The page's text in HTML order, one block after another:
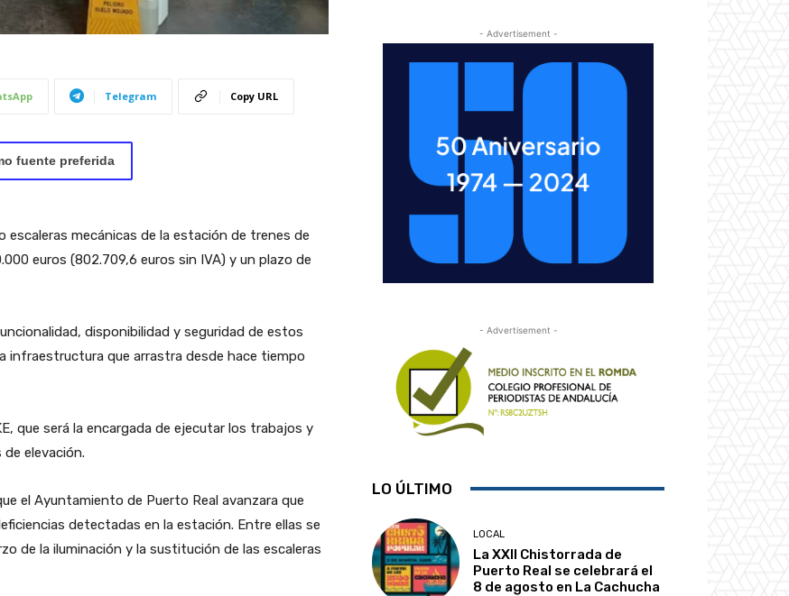
Telegram Copy URL
fuente preferida
mecánicas de la estación de trenes de
euros (802.709,6 euros sin IVA) y un plazo de
disponibilidad y seguridad de estos
infraestructura que arrastra desde hace tiempo
que será la encargada de ejecutar los trabajos y
elevación.
el Ayuntamiento de Puerto Real avanzara que
detectadas en la estación. Entre ellas se
de la iluminación y la sustitución de las escaleras
- Advertisement -
- Advertisement -
LO ÚLTIMO
LOCAL
La XXII Chistorrada de
Puerto Real se celebrará el
8 de agosto en La Cachucha